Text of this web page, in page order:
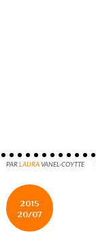
PARLAURAVANEL-COYTTE
2015
20/07